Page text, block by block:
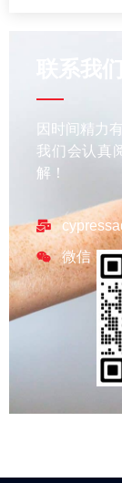
因时间精力
我们会认真
解！
微信